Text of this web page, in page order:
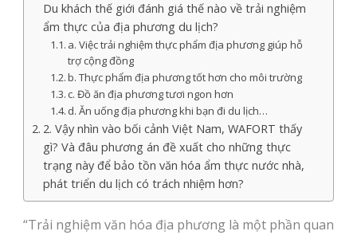
Du khách thế giới đánh giá thế nào về trải nghiệm
ẩm thực của địa phương du lịch?
a. Việc trải nghiệm thực phẩm địa phương giúp hỗ
trợ cộng đồng
b. Thực phẩm địa phương tốt hơn cho môi trường
c. Đồ ăn địa phương tươi ngon hơn
d. Ăn uống địa phương khi bạn đi du lịch…
2. Vậy nhìn vào bối cảnh Việt Nam, WAFORT thấy
gì? Và đâu phương án đề xuất cho những thực
trạng này để bảo tồn văn hóa ẩm thực nước nhà,
phát triển du lịch có trách nhiệm hơn?
“Trải nghiệm văn hóa địa phương là một phần quan